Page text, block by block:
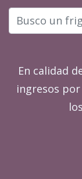
En calidad
ingresos